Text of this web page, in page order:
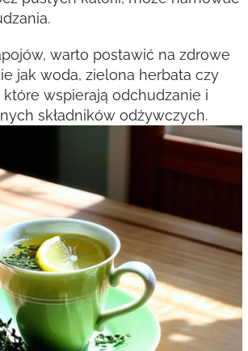
warto postawić na zdrowe
jak woda, zielona herbata czy
które wspierają odchudzanie i
składników odżywczych.